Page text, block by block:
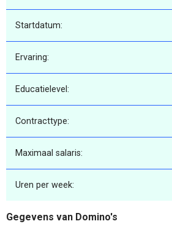
Startdatum:
Ervaring:
Educatielevel:
Contracttype:
Maximaal salaris:
Uren per week:
Gegevens van Domino's